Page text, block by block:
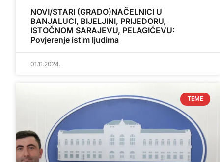
NOVI/STARI (GRADO)NAČELNICI U
BANJALUCI, BIJELJINI, PRIJEDORU,
ISTOČNOM SARAJEVU, PELAGIĆEVU:
Povjerenje istim ljudima
01.11.2024.
TEME